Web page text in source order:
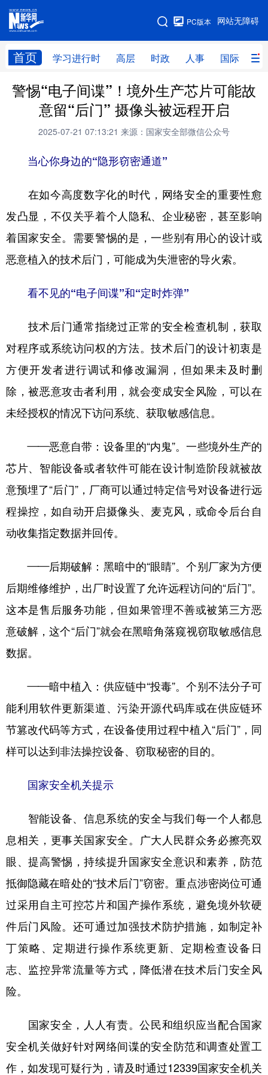
网站无障碍
PC版本
首页 学习进行时 高层 时政 人事 国际 财
网站地图
学习进行时 高层 时政 人事
国际 财经 网评 港澳
科技 科创 量子
文化 书画 健康 军事
访谈 视频 图片 政务
法律 中央文件 金融 汽车
食品 人居 信息化 数字经济
学术中国 乡村振兴 银龄
彩票 娱乐 时尚 悦读
公益 一带一路 亚太网 上市公司
文化产业
北京 天津 河北 山西
辽宁 吉林 上海 江苏
浙江 安徽 福建 江西
山东 河南
广东 广西 海南 重庆
四川 贵州 云南 西藏
陕西 甘肃 青海 宁夏
多语种频道
English Español Français عربى
Русский язык 日本語 한국어
警惕“电子间谍”！境外生产芯片可能故
意留“后门” 摄像头被远程开启
2025-07-21 07:13:21 来源：国家安全部微信公众号
当心你身边的“隐形窃密通道”
在如今高度数字化的时代，网络安全的重要性愈
发凸显，不仅关乎着个人隐私、企业秘密，甚至影响
着国家安全。需要警惕的是，一些别有用心的设计或
恶意植入的技术后门，可能成为失泄密的导火索。
看不见的“电子间谍”和“定时炸弹”
技术后门通常指绕过正常的安全检查机制，获取
对程序或系统访问权的方法。技术后门的设计初衷是
方便开发者进行调试和修改漏洞，但如果未及时删
除，被恶意攻击者利用，就会变成安全风险，可以在
未经授权的情况下访问系统、获取敏感信息。
——恶意自带：设备里的“内鬼”。一些境外生产的
芯片、智能设备或者软件可能在设计制造阶段就被故
意预埋了“后门”，厂商可以通过特定信号对设备进行远
程操控，如自动开启摄像头、麦克风，或命令后台自
动收集指定数据并回传。
——后期破解：黑暗中的“眼睛”。个别厂家为方便
后期维修维护，出厂时设置了允许远程访问的“后门”。
这本是售后服务功能，但如果管理不善或被第三方恶
意破解，这个“后门”就会在黑暗角落窥视窃取敏感信息
数据。
——暗中植入：供应链中“投毒”。个别不法分子可
能利用软件更新渠道、污染开源代码库或在供应链环
节篡改代码等方式，在设备使用过程中植入“后门”，同
样可以达到非法操控设备、窃取秘密的目的。
国家安全机关提示
智能设备、信息系统的安全与我们每一个人都息
息相关，更事关国家安全。广大人民群众务必擦亮双
眼、提高警惕，持续提升国家安全意识和素养，防范
抵御隐藏在暗处的“技术后门”窃密。重点涉密岗位可通
过采用自主可控芯片和国产操作系统，避免境外软硬
件后门风险。还可通过加强技术防护措施，如制定补
丁策略、定期进行操作系统更新、定期检查设备日
志、监控异常流量等方式，降低潜在技术后门安全风
险。
国家安全，人人有责。公民和组织应当配合国家
安全机关做好针对网络间谍的安全防范和调查处置工
作，如发现可疑行为，请及时通过12339国家安全机关